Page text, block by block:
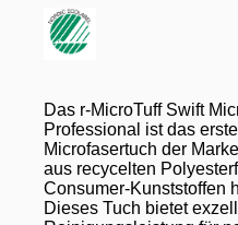
Das r-MicroTuff Swift
Professional ist das
Microfasertuch der
aus recycelten
Consumer-Kunststoffen
Dieses Tuch bietet